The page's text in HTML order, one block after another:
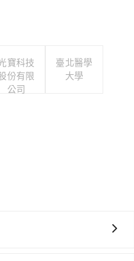
寶科技
份有限
公司
臺北醫學
大學